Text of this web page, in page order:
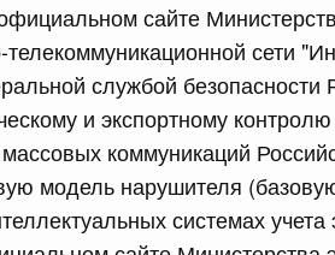
сайте
сети
службой
и экспортному
коммуникаций
модель нарушителя
системах
Федерации от 23.07.2026
Российской Федерации от 20
Федерации от 23.07.2026
Российской Федерации от 24